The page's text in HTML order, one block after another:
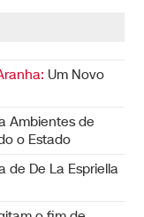
Um Novo
Ambientes de
o Estado
de De La Espriella